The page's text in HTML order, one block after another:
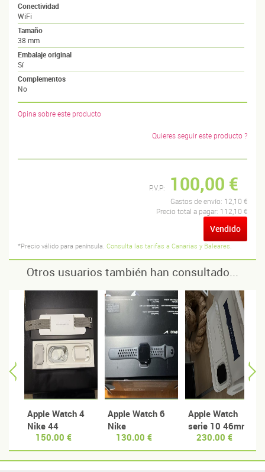
Conectividad
WiFi
Tamaño
38 mm
Embalaje original
Sí
Complementos
No
Opina sobre este producto
Quieres seguir este producto ?
P.V.P: 100,00 €
Gastos de envío: 12,10 €
Precio total a pagar: 112,10 €
Vendido
*Precio válido para península. Consulta las tarifas a Canarias y Baleares.
Otros usuarios también han consultado...
Apple Watch 4
Nike 44
150.00 €
Apple Watch 6
Nike
130.00 €
Apple Watch
serie 10 46mm
Applacare+
230.00 €